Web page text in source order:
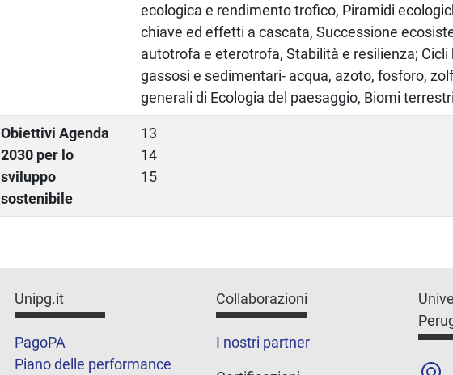
ecologica e rendimento trofico, Piramidi
chiave ed effetti a cascata, Successione
autotrofa e eterotrofa, Stabilità e resilienza; Cicli
gassosi e sedimentari- acqua, azoto, fosforo,
generali di Ecologia del paesaggio, Biomi
Obiettivi Agenda
2030 per lo
sviluppo
sostenibile
13
14
15
Unipg.it
PagoPA
Piano delle performance
Collaborazioni
I nostri partner